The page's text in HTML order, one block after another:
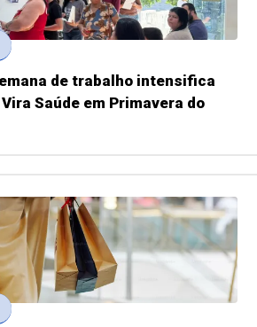
de trabalho intensifica
Saúde em Primavera do